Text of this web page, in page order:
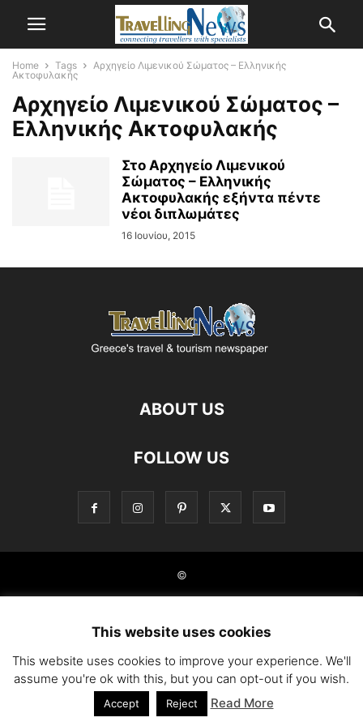
Home Tags
Αρχηγείο Λιμενικού Σώματος – Ελληνικής
Ακτοφυλακής
Αρχηγείο Λιμενικού Σώματος –
Ελληνικής Ακτοφυλακής
Στο Αρχηγείο Λιμενικού
Σώματος – Ελληνικής
Ακτοφυλακής εξήντα πέντε
νέοι διπλωμάτες
16 Ιουνίου, 2015
ABOUT US
FOLLOW US
©
This website uses cookies
This website uses cookies to improve your experience. We'll
assume you're ok with this, but you can opt-out if you wish.
Accept Reject Read More